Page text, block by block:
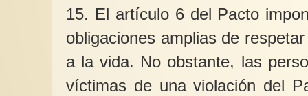
15. El artículo 6 del Pacto
obligaciones amplias de
a la vida. No obstante, las
víctimas de una violación del